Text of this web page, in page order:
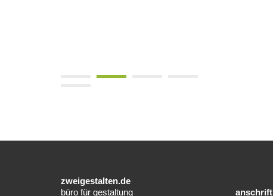
zweigestalten.de
büro für gestaltung
anschrift